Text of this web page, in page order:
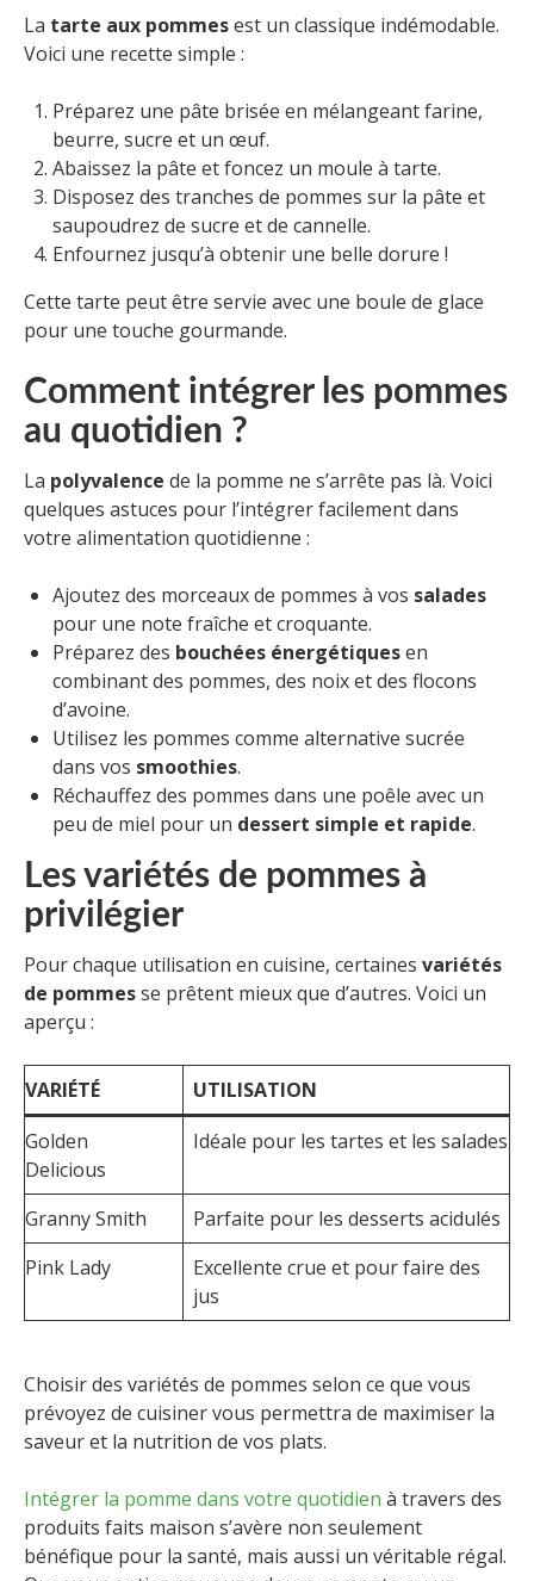
La tarte aux pommesest un classique indémodable.
Voici une recette simple :
Préparez une pâte brisée en mélangeant farine,
beurre, sucre et un œuf.
Abaissez la pâte et foncez un moule à tarte.
Disposez des tranches de pommes sur la pâte et
saupoudrez de sucre et de cannelle.
Enfournez jusqu’à obtenir une belle dorure !
Cette tarte peut être servie avec une boule de glace
pour une touche gourmande.
Comment intégrer les pommes
au quotidien ?
La polyvalence de la pomme ne s’arrête pas là. Voici
quelques astuces pour l’intégrer facilement dans
votre alimentation quotidienne :
Ajoutez des morceaux de pommes à vos salades
pour une note fraîche et croquante.
Préparez des bouchées énergétiquesen
combinant des pommes, des noix et des flocons
d’avoine.
Utilisez les pommes comme alternative sucrée
dans vos smoothies.
Réchauffez des pommes dans une poêle avec un
peu de miel pour un dessert simple et rapide.
Les variétés de pommes à
privilégier
Pour chaque utilisation en cuisine, certaines variétés
de pommesse prêtent mieux que d’autres. Voici un
aperçu :
VARIÉTÉ
UTILISATION
Golden
Delicious
Idéale pour les tartes et les salades
Granny Smith
Parfaite pour les desserts acidulés
Pink Lady
Excellente crue et pour faire des
jus
Choisir des variétés de pommes selon ce que vous
prévoyez de cuisiner vous permettra de maximiser la
saveur et la nutrition de vos plats.
Intégrer la pomme dans votre quotidien à travers des
produits faits maison s’avère non seulement
bénéfique pour la santé, mais aussi un véritable régal.